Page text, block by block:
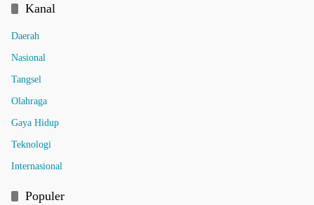
Kanal
Daerah
Nasional
Tangsel
Olahraga
Gaya Hidup
Teknologi
Internasional
Populer